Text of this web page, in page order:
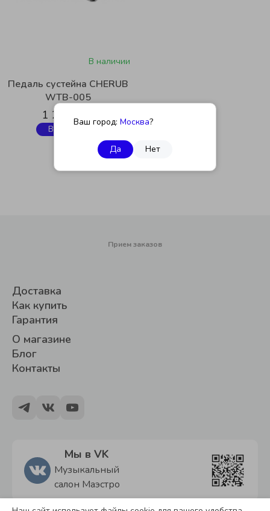
Ваш город: Москва?
Да Нет
В наличии
Педаль сустейна CHERUB
WTB-005
1 200 руб.
В корзину
Доставка
Как купить
Гарантия
О магазине
Блог
Контакты
Прием заказов
Мы в VK
Музыкальный
салон Маэстро